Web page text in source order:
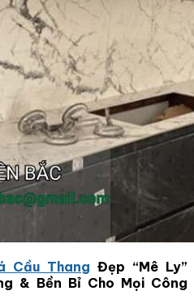
Cầu Thang Đẹp “Mê Ly”
& Bền Bỉ Cho Mọi Công